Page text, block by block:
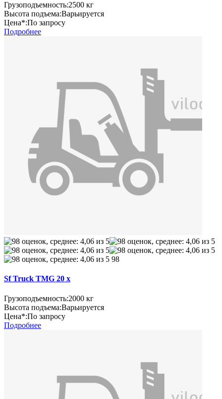
Грузоподъемность:2500 кг
Высота подъема:Варьируется
Цена*:По запросу
Подробнее
98
Sf Truck TMG 20 x
Грузоподъемность:2000 кг
Высота подъема:Варьируется
Цена*:По запросу
Подробнее